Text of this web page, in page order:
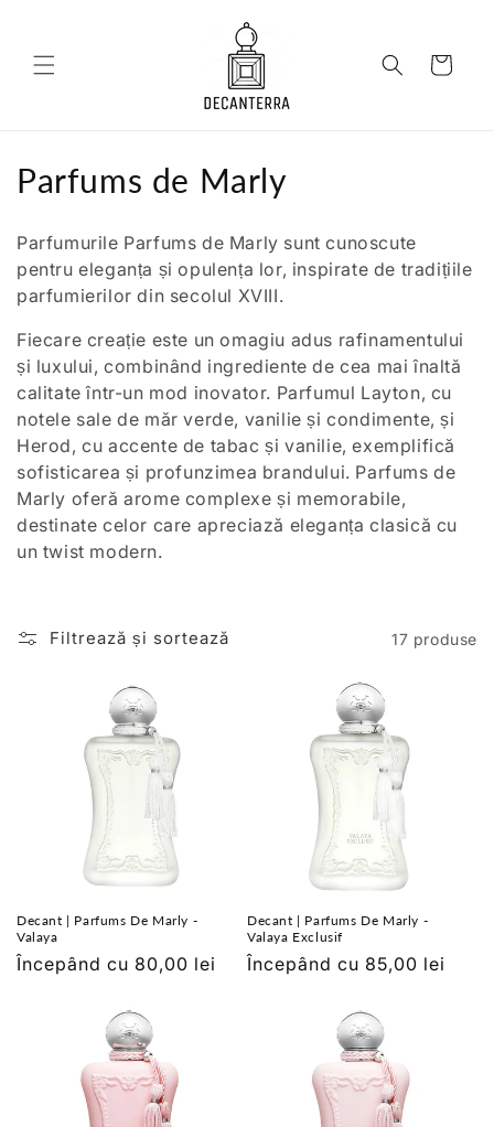
Coș
C
l
e
c
ț
i
e
:
Parfums de Marly
Parfumurile Parfums de Marly sunt cunoscute
pentru eleganța și opulența lor, inspirate de tradițiile
parfumierilor din secolul XVIII.
Fiecare creație este un omagiu adus rafinamentului
și luxului, combinând ingrediente de cea mai înaltă
calitate într-un mod inovator. Parfumul Layton, cu
notele sale de măr verde, vanilie și condimente, și
Herod, cu accente de tabac și vanilie, exemplifică
sofisticarea și profunzimea brandului. Parfums de
Marly oferă arome complexe și memorabile,
destinate celor care apreciază eleganța clasică cu
un twist modern.
Filtrează și sortează 17 produse
Decant | Parfums De Marly -
Valaya
Preț
Începând cu 80,00 lei
Decant | Parfums De Marly -
Valaya Exclusif
Preț
Începând cu 85,00 lei